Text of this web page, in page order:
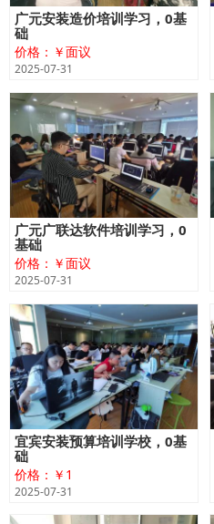
广元安装造价培训学习，0基
础
价格：￥面议
2025-07-31
广元广联达软件培训学习，0
基础
价格：￥面议
2025-07-31
宜宾安装预算培训学校，0基
础
价格：￥1
2025-07-31